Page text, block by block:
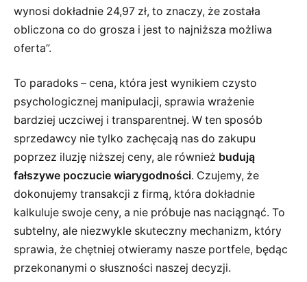
wynosi dokładnie 24,97 zł, to znaczy, że została
obliczona co do grosza i jest to najniższa możliwa
oferta”.
To paradoks – cena, która jest wynikiem czysto
psychologicznej manipulacji, sprawia wrażenie
bardziej uczciwej i transparentnej. W ten sposób
sprzedawcy nie tylko zachęcają nas do zakupu
poprzez iluzję niższej ceny, ale również budują
fałszywe poczucie wiarygodności. Czujemy, że
dokonujemy transakcji z firmą, która dokładnie
kalkuluje swoje ceny, a nie próbuje nas naciągnąć. To
subtelny, ale niezwykle skuteczny mechanizm, który
sprawia, że chętniej otwieramy nasze portfele, będąc
przekonanymi o słuszności naszej decyzji.